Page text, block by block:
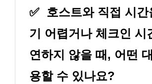
✅ 호스트와 직접 시간
기 어렵거나 체크인 시
연하지 않을 때, 어떤
용할 수 있나요?